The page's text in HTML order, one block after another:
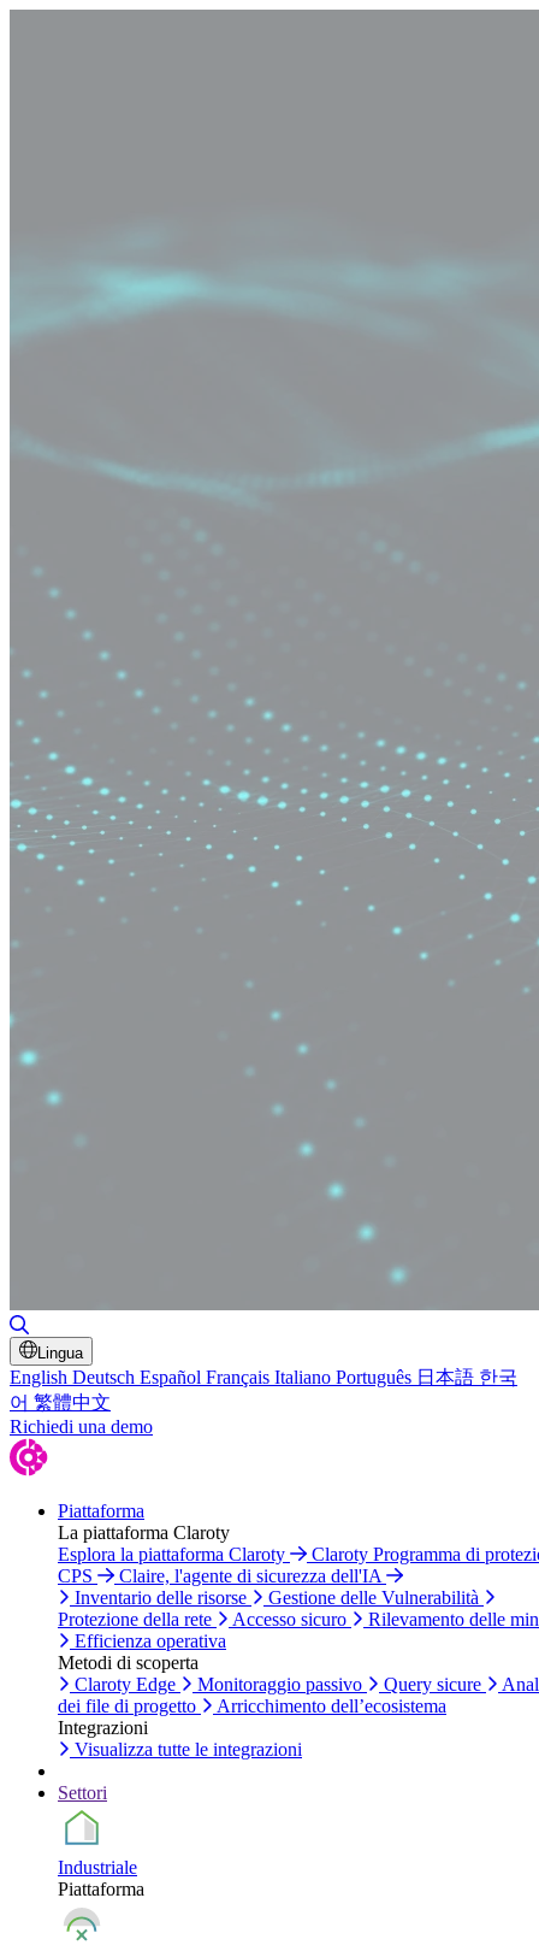
Lingua
English Deutsch Español Français Italiano Português 日本語 한국
어 繁體中文
Richiedi una demo
Piattaforma
La piattaforma Claroty
Esplora la piattaforma Claroty
Claroty Programma di
CPS
Claire, l'agente di sicurezza dell'IA
Inventario delle risorse
Gestione delle Vulnerabilità
Protezione della rete
Accesso sicuro
Rilevamento delle
Efficienza operativa
Metodi di scoperta
Claroty Edge
Monitoraggio passivo Query sicure
dei file di progetto
Arricchimento dell’ecosistema
Integrazioni
Visualizza tutte le integrazioni
Settori
Industriale
Piattaforma